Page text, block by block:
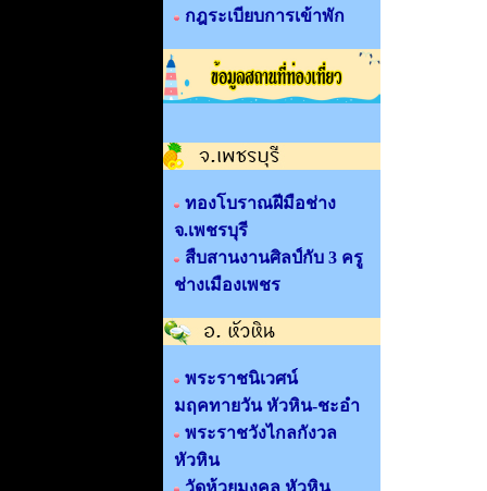
กฎระเบียบการเข้าพัก
ทองโบราณฝีมือช่าง
จ.เพชรบุรี
สืบสานงานศิลป์กับ 3 ครู
ช่างเมืองเพชร
พระราชนิเวศน์
มฤคทายวัน หัวหิน-ชะอำ
พระราชวังไกลกังวล
หัวหิน
วัดห้วยมงคล หัวหิน